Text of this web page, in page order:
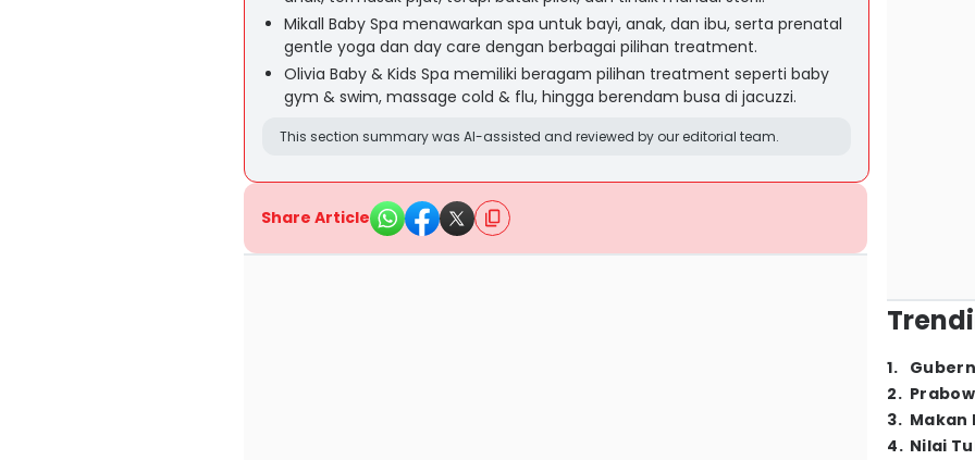
Mikall Baby Spa menawarkan spa untuk bayi, anak, dan ibu, serta prenatal
gentle yoga dan day care dengan berbagai pilihan treatment.
Olivia Baby & Kids Spa memiliki beragam pilihan treatment seperti baby
gym & swim, massage cold & flu, hingga berendam busa di jacuzzi.
This section summary was AI-assisted and reviewed by our editorial team.
Share Article
1.
2.
3. Makan
4. Nilai